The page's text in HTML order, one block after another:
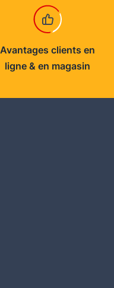
Avantages clients en
ligne & en magasin